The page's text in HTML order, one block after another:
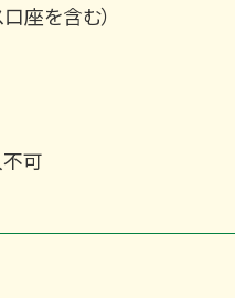
座を含む）
可